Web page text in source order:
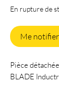
En rupture de
Me notifier
Pièce
BLADE